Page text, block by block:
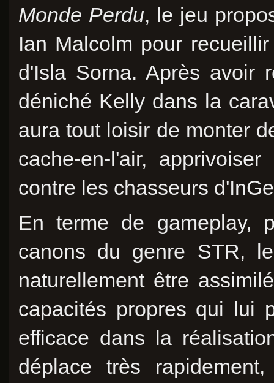
Monde Perdu, le jeu
Ian Malcolm pour
d'Isla Sorna. Après avoir
déniché Kelly dans la
aura tout loisir de monter
cache-en-l'air,
contre les chasseurs
En terme de gameplay,
canons du genre STR,
naturellement être
capacités propres qui lui
efficace dans la
déplace très